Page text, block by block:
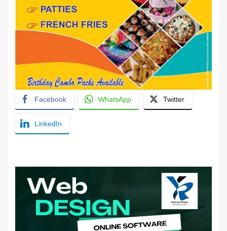
Facebook WhatsApp Twitter
LinkedIn